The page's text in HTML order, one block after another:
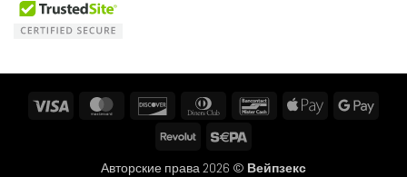
MasterCard Discover
Dinners
BancontactApple
Revolut
Авторские права 2026 © Вейпзекс